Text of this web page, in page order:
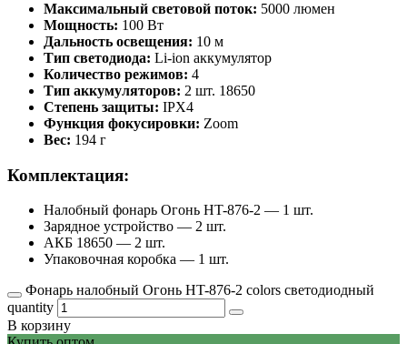
Максимальный световой поток: 5000 люмен
Мощность: 100 Вт
Дальность освещения: 10 м
Тип светодиода: Li-ion аккумулятор
Количество режимов: 4
Тип аккумуляторов: 2 шт. 18650
Степень защиты: IPX4
Функция фокусировки: Zoom
Вес: 194 г
Комплектация:
Налобный фонарь Огонь HT-876-2 — 1 шт.
Зарядное устройство — 2 шт.
АКБ 18650 — 2 шт.
Упаковочная коробка — 1 шт.
Фонарь налобный Огонь HT-876-2 colors светодиодный
quantity
В корзину